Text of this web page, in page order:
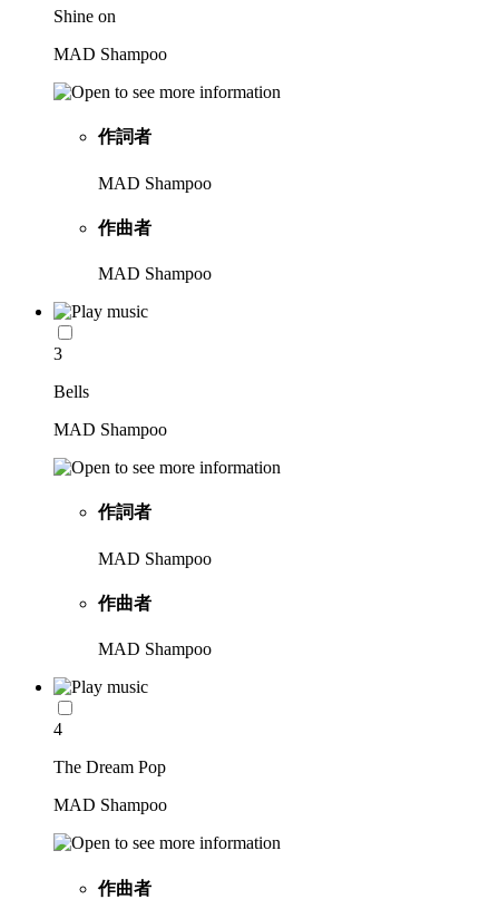
Shine on
MAD Shampoo
作詞者
MAD Shampoo
作曲者
MAD Shampoo
3
Bells
MAD Shampoo
作詞者
MAD Shampoo
作曲者
MAD Shampoo
4
The Dream Pop
MAD Shampoo
作曲者